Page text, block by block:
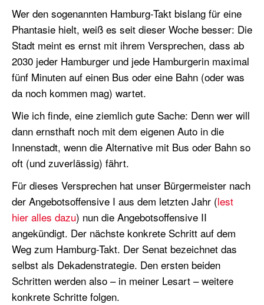
Wer den sogenannten Hamburg-Takt bislang für eine
Phantasie hielt, weiß es seit dieser Woche besser: Die
Stadt meint es ernst mit ihrem Versprechen, dass ab
2030 jeder Hamburger und jede Hamburgerin maximal
fünf Minuten auf einen Bus oder eine Bahn (oder was
da noch kommen mag) wartet.
Wie ich finde, eine ziemlich gute Sache: Denn wer will
dann ernsthaft noch mit dem eigenen Auto in die
Innenstadt, wenn die Alternative mit Bus oder Bahn so
oft (und zuverlässig) fährt.
Für dieses Versprechen hat unser Bürgermeister nach
der Angebotsoffensive I aus dem letzten Jahr (lest
hier alles dazu) nun die Angebotsoffensive II
angekündigt. Der nächste konkrete Schritt auf dem
Weg zum Hamburg-Takt. Der Senat bezeichnet das
selbst als Dekadenstrategie. Den ersten beiden
Schritten werden also – in meiner Lesart – weitere
konkrete Schritte folgen.